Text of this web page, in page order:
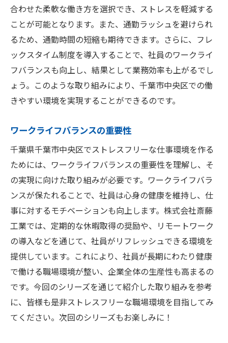
デジタルトランスフォーメーションの影響
リモートワークの普及と発展
健康とウェルビーイングの新しい定義
次世代の職場環境デザイン
合わせた柔軟な働き方を選択でき、ストレスを軽減する
ことが可能となります。また、通勤ラッシュを避けられ
るため、通勤時間の短縮も期待できます。さらに、フレ
ックスタイム制度を導入することで、社員のワークライ
フバランスも向上し、結果として業務効率も上がるでし
ょう。このような取り組みにより、千葉市中央区での働
きやすい環境を実現することができるのです。
ワークライフバランスの重要性
千葉県千葉市中央区でストレスフリーな仕事環境を作る
ためには、ワークライフバランスの重要性を理解し、そ
の実現に向けた取り組みが必要です。ワークライフバラ
ンスが保たれることで、社員は心身の健康を維持し、仕
事に対するモチベーションも向上します。株式会社斎藤
工業では、定期的な休暇取得の奨励や、リモートワーク
の導入などを通じて、社員がリフレッシュできる環境を
提供しています。これにより、社員が長期にわたり健康
で働ける職場環境が整い、企業全体の生産性も高まるの
です。今回のシリーズを通じて紹介した取り組みを参考
に、皆様も是非ストレスフリーな職場環境を目指してみ
てください。次回のシリーズもお楽しみに！